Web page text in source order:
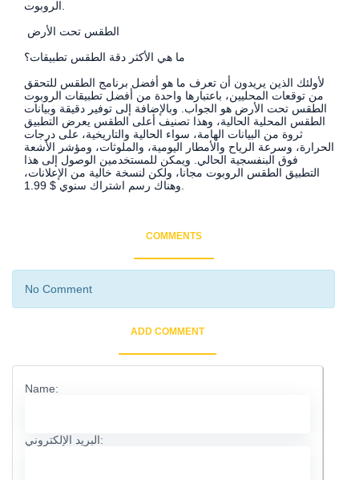
الطقس تحت الأرض
ما هي الأكثر دقة الطقس تطبيقات؟
لأولئك الذين يريدون أن تعرف ما هو أفضل برنامج الطقس للتحقق
من توقعات المحليين، باعتبارها واحدة من أفضل تطبيقات الروبوت
الطقس تحت الأرض هو الجواب. وبالإضافة إلى توفير دقيقة وبيانات
الطقس المحلية الحالية، وهذا تصنيف أعلى الطقس يعرض التطبيق
ثروة من البيانات الهامة، سواء الحالية والتاريخية، على درجات
الحرارة، وسرعة الرياح والأمطار اليومية، والملوثات، ومؤشر الأشعة
فوق البنفسجية الحالي. ويمكن للمستخدمين الوصول إلى هذا
التطبيق الطقس الروبوت مجانا، ولكن لنسخة خالية من الإعلانات،
COMMENTS
No Comment
ADD COMMENT
Name:
البريد الإلكتروني: